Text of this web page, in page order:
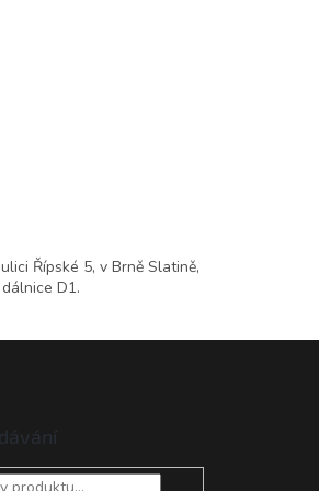
Řípské 5, v Brně Slatině,
D1.